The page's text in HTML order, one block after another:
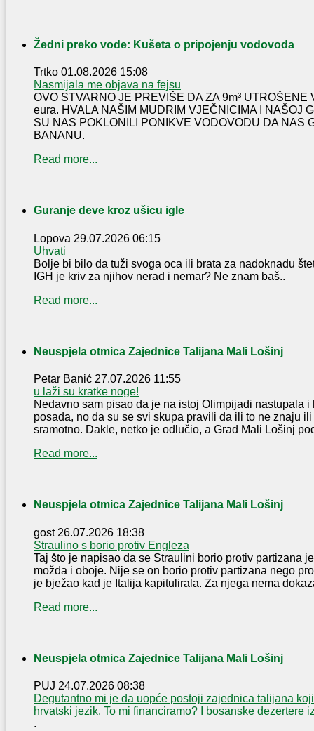
Žedni preko vode: Kušeta o pripojenju vodovoda
Trtko 01.08.2026 15:08
Nasmijala me objava na fejsu
OVO STVARNO JE PREVIŠE DA ZA 9m³ UTROŠENE
eura. HVALA NAŠIM MUDRIM VJEČNICIMA I NAŠOJ
SU NAS POKLONILI PONIKVE VODOVODU DA NAS
BANANU.
Read more...
Guranje deve kroz ušicu igle
Lopova 29.07.2026 06:15
Uhvati
Bolje bi bilo da tuži svoga oca ili brata za nadoknadu
IGH je kriv za njihov nerad i nemar? Ne znam baš..
Read more...
Neuspjela otmica Zajednice Talijana Mali Lošinj
Petar Banić 27.07.2026 11:55
u laži su kratke noge!
Nedavno sam pisao da je na istoj Olimpijadi nastupala i
posada, no da su se svi skupa pravili da ili to ne znaju
sramotno. Dakle, netko je odlučio, a Grad Mali Lošinj
Read more...
Neuspjela otmica Zajednice Talijana Mali Lošinj
gost 26.07.2026 18:38
Straulino s borio protiv Engleza
Taj što je napisao da se Straulini borio protiv partizana
možda i oboje. Nije se on borio protiv partizana nego
je bježao kad je Italija kapitulirala. Za njega nema
Read more...
Neuspjela otmica Zajednice Talijana Mali Lošinj
PUJ 24.07.2026 08:38
Degutantno mi je da uopće postoji zajednica talijana
hrvatski jezik. To mi financiramo? I bosanske dezertere
.